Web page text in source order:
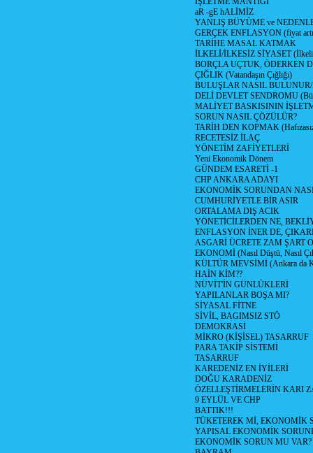
aR -gE hALİMİZ
YANLIŞ BÜYÜME ve
GERÇEK ENFLASYON (fiyat
TARİHE MASAL KATMAK
İLKELİ/İLKESİZ SİYASET
BORÇLA UÇTUK, ÖDERKEN
ÇIĞLIK (Vatandaşın Çığlığı)
BULUŞLAR NASIL
DELİ DEVLET SENDROMU
MALİYET BASKISININ
SORUN NASIL ÇÖZÜLÜR?
TARİH DEN KOPMAK
RECETESİZ İLAÇ
YÖNETİM ZAFİYETLERİ
Yeni Ekonomik Dönem
GÜNDEM ESARETİ -1
CHP ANKARA ADAYI
EKONOMİK SORUNDAN
CUMHURİYETLE BİR ASIR
ORTALAMA DIŞ ACIK
YÖNETİCİLERDEN NE,
ENFLASYON İNER DE,
ASGARİ ÜCRETE ZAM ŞART
EKONOMİ (Nasıl Düştü, Nasıl
KÜLTÜR MEVSİMİ (Ankara da
HAİN KİM??
NÜVİT'İN GÜNLÜKLERİ
YAPILANLAR BOŞA MI?
SİYASAL FİTNE
SİVİL, BAGIMSIZ STÖ
DEMOKRASİ
MİKRO (KİŞİSEL) TASARRUF
PARA TAKİP SİSTEMİ
TASARRUF
KAREDENİZ EN İYİLERİ
DOĞU KARADENİZ
ÖZELLEŞTİRMELERİN KARI
9 EYLÜL VE CHP
BATTIK!!!
TÜKETEREK Mİ, EKONOMİK
YAPISAL EKONOMİK
EKONOMİK SORUN MU VAR?